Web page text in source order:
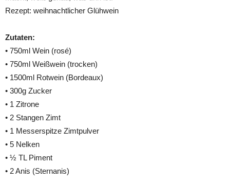
Rezept: weihnachtlicher Glühwein
Zutaten:
• 750ml Wein (rosé)
• 750ml Weißwein (trocken)
• 1500ml Rotwein (Bordeaux)
• 300g Zucker
• 1 Zitrone
• 2 Stangen Zimt
• 1 Messerspitze Zimtpulver
• 5 Nelken
• ½ TL Piment
• 2 Anis (Sternanis)